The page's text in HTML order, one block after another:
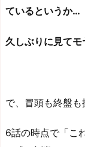
ているというか…
久しぶりに見てモ
で、冒頭も終盤も
6話の時点で「こ